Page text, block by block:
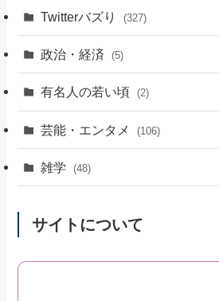
Twitterバズり (327)
政治・経済 (5)
有名人の若い頃 (2)
芸能・エンタメ (106)
雑学 (48)
サイトについて